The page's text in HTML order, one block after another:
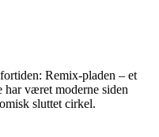
Remix-pladen – et
været moderne siden
sluttet cirkel.